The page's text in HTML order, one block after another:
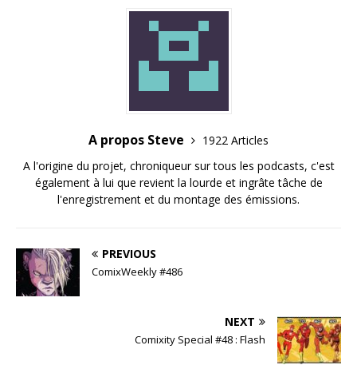
A propos Steve
1922 Articles
A l'origine du projet, chroniqueur sur tous les podcasts, c'est
également à lui que revient la lourde et ingrâte tâche de
l'enregistrement et du montage des émissions.
PREVIOUS
ComixWeekly #486
NEXT
Comixity Special #48 : Flash